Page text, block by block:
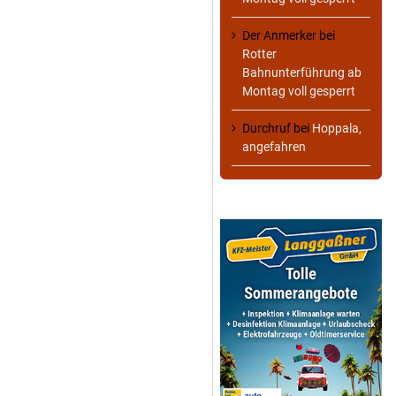
Der Anmerker bei
Rotter
Bahnunterführung ab
Montag voll gesperrt
Durchruf bei Hoppala,
angefahren